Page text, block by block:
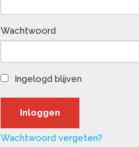
Wachtwoord
Ingelogd blijven
Wachtwoord vergeten?